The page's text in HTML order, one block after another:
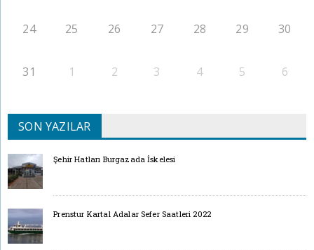
24 25 26 27 28 29 30
31 1 2 3 4 5 6
SON YAZILAR
Şehir Hatları Burgazada İskelesi
Prenstur Kartal Adalar Sefer Saatleri 2022